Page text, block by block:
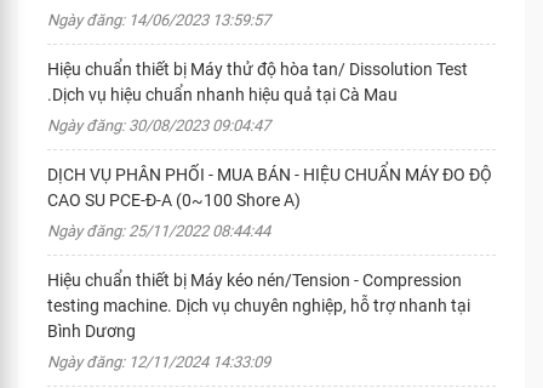
Ngày đăng: 14/06/2023 13:59:57
Hiệu chuẩn thiết bị Máy thử độ hòa tan/ Dissolution Test
.Dịch vụ hiệu chuẩn nhanh hiệu quả tại Cà Mau
Ngày đăng: 30/08/2023 09:04:47
DỊCH VỤ PHÂN PHỐI - MUA BÁN - HIỆU CHUẨN MÁY ĐO ĐỘ
CAO SU PCE-Đ-A (0~100 Shore A)
Ngày đăng: 25/11/2022 08:44:44
Hiệu chuẩn thiết bị Máy kéo nén/Tension - Compression
testing machine. Dịch vụ chuyên nghiệp, hỗ trợ nhanh tại
Bình Dương
Ngày đăng: 12/11/2024 14:33:09